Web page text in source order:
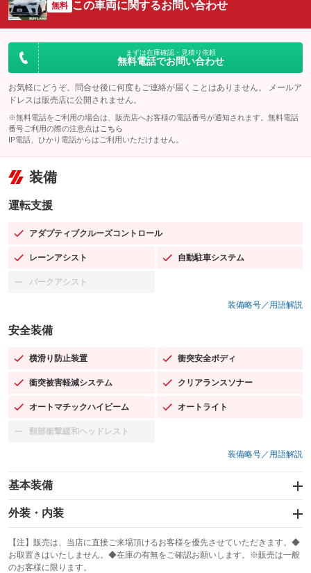
無料 この車両に関するお問い合わせ
まずは在庫確認・見積り依頼
無料電話でお問い合わせ
お気軽にどうぞ。問合せ後に何度もご連絡が届くことはありません。 メールア
ドレスは販売店に公開されません。
※無料電話をご利用の場合は、販売店へお客様の電話番号が通知されます。無料電話
番号ご利用の際の注意点は こちら
IP電話、ひかり電話からはご利用いただけません。
装備
運転支援
アダプティブクルーズコントロール
：装備あり
レーンアシスト
：装備あり 自動駐車システム
：装備あり
パークアシスト
：装備なし
装備略号／用語解説
安全装備
横滑り防止装置
：装備あり 衝突安全ボディ
：装備あり
衝突被害軽減システム
：装備あり クリアランスソナー
：装備あり
オートマチックハイビーム
：装備あり オートライト
：装備あり
頸部衝撃緩和ヘッドレスト
：装備なし
装備略号／用語解説
基本装備
エアバッグ：運転席/助手席/サイド
：装備あり
：装備なし
サンルーフ
：装備あり ABS
外装・内装
カーナビ：メモリーナビ他
：装備あり
TV：フルセグ
：装備あり
【注】販売は、当店に直接ご来場頂けるお客様を優先させていただきます。◆
お取置きはいたしません。◆在庫の有無をご確認お願いします。※販売は一般
のお客様に限ります。